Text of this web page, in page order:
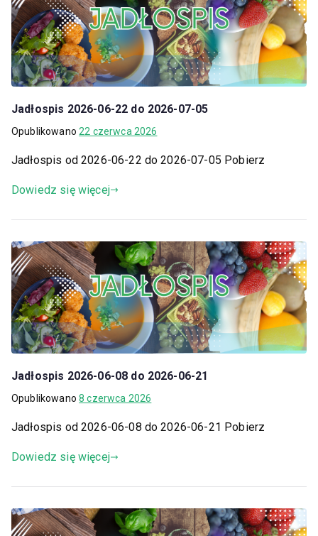
Jadłospis 2026-06-22 do 2026-07-05
Opublikowano22 czerwca 2026
Jadłospis od 2026-06-22 do 2026-07-05 Pobierz
Dowiedz się więcej
Jadłospis 2026-06-08 do 2026-06-21
Opublikowano8 czerwca 2026
Jadłospis od 2026-06-08 do 2026-06-21 Pobierz
Dowiedz się więcej